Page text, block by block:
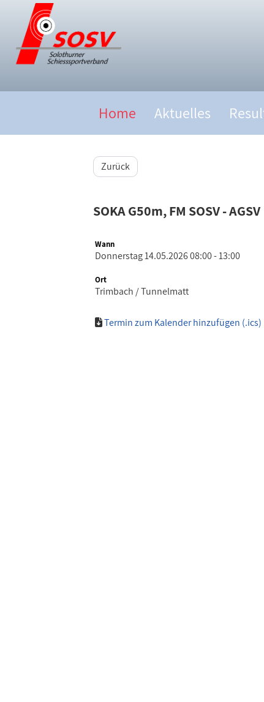
Home Aktuelles
Zurück
SOKA G50m, FM SOSV - AGSV
Wann
Donnerstag 14.05.2026 08:00 - 13:00
Ort
Trimbach / Tunnelmatt
Termin zum Kalender hinzufügen (.ics)